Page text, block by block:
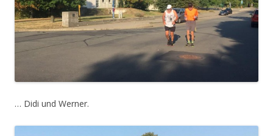
… Didi und Werner.